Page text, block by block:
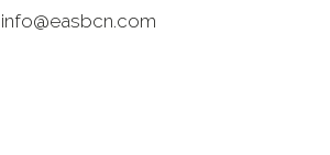
info@easbcn.com